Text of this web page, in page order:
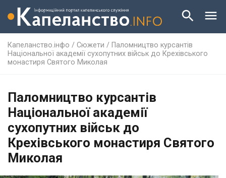
Капеланство.інфо / Сюжети / Паломництво курсантів
Національної академії сухопутних військ до Крехівського
монастиря Святого Миколая
Паломництво курсантів
Національної академії
сухопутних військ до
Крехівського монастиря Святого
Миколая